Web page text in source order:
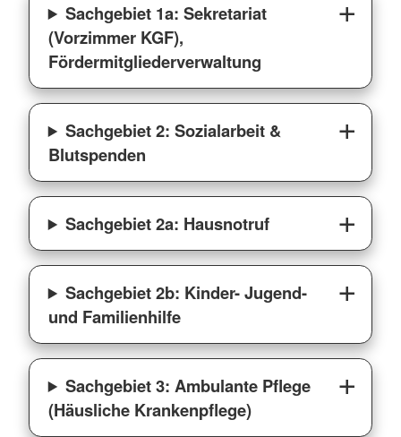
Sachgebiet 1a: Sekretariat
(Vorzimmer KGF),
Fördermitgliederverwaltung
Sachgebiet 2: Sozialarbeit &
Blutspenden
Sachgebiet 2a: Hausnotruf
Sachgebiet 2b: Kinder- Jugend-
und Familienhilfe
Sachgebiet 3: Ambulante Pflege
(Häusliche Krankenpflege)